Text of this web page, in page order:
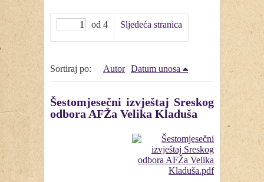
od 4 Sljedeća stranica
Sortiraj po: Autor Datum unosa
Šestomjesečni izvještaj Sreskog
odbora AFŽa Velika Kladuša